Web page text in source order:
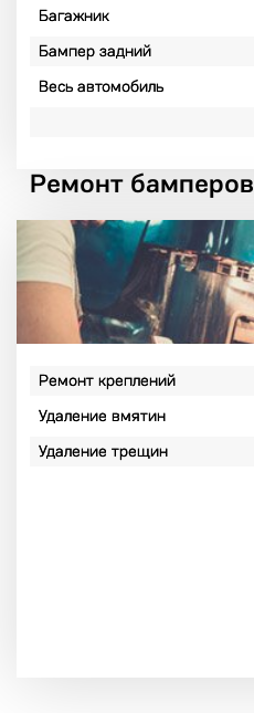
Багажник
Бампер задний
Весь автомобиль
Ремонт бамперов
Ремонт креплений
Удаление вмятин
Удаление трещин